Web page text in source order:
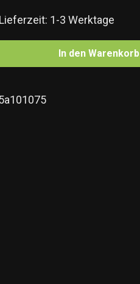
1-3 Werktage
In den Warenkorb